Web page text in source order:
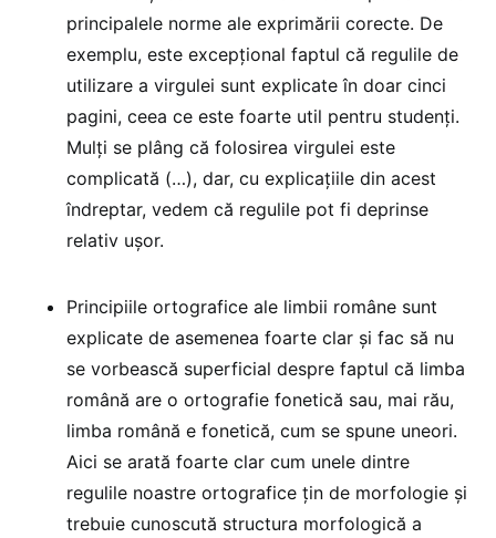
principalele norme ale exprimării corecte. De
exemplu, este excepțional faptul că regulile de
utilizare a virgulei sunt explicate în doar cinci
pagini, ceea ce este foarte util pentru studenți.
Mulți se plâng că folosirea virgulei este
complicată (…), dar, cu explicațiile din acest
îndreptar, vedem că regulile pot fi deprinse
relativ ușor.
Principiile ortografice ale limbii române sunt
explicate de asemenea foarte clar și fac să nu
se vorbească superficial despre faptul că limba
română are o ortografie fonetică sau, mai rău,
limba română e fonetică, cum se spune uneori.
Aici se arată foarte clar cum unele dintre
regulile noastre ortografice țin de morfologie și
trebuie cunoscută structura morfologică a